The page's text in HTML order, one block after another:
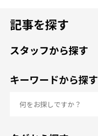
記事を探す
スタッフから探す
キーワードから探す